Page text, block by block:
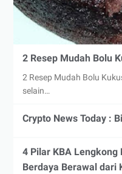
2 Resep Mudah Bolu
2 Resep Mudah Bolu
selain…
Crypto News Today :
4 Pilar KBA
Berdaya Berawal dari